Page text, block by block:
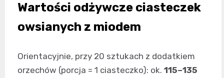
Wartości odżywcze ciasteczek
owsianych z miodem
Orientacyjnie, przy 20 sztukach z dodatkiem
orzechów (porcja = 1 ciasteczko): ok. 115–135